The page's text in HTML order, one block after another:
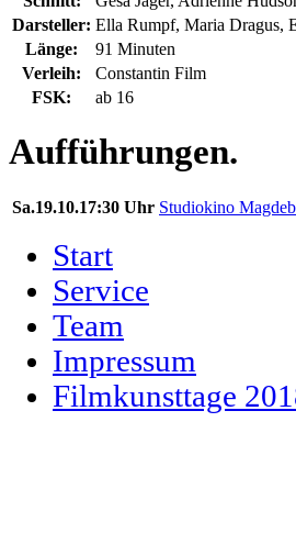
Darsteller: Ella Rumpf, Maria Dragus,
Länge:
91 Minuten
Verleih:
Constantin Film
FSK:
ab 16
Aufführungen.
Sa.19.10.17:30 Uhr Studiokino
Start
Service
Team
Impressum
Filmkunsttage